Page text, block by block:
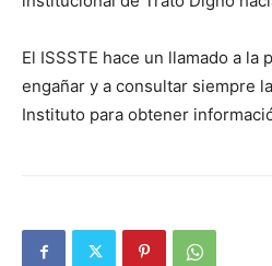
El ISSSTE hace un llamado a la
engañar y a consultar siempre
Instituto para obtener